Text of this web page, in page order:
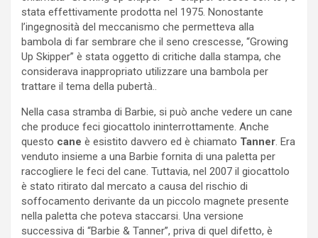
stata effettivamente prodotta nel 1975. Nonostante
l’ingegnosità del meccanismo che permetteva alla
bambola di far sembrare che il seno crescesse, “Growing
Up Skipper” è stata oggetto di critiche dalla stampa, che
considerava inappropriato utilizzare una bambola per
trattare il tema della pubertà..
Nella casa stramba di Barbie, si può anche vedere un cane
che produce feci giocattolo ininterrottamente. Anche
questo cane è esistito davvero ed è chiamato Tanner. Era
venduto insieme a una Barbie fornita di una paletta per
raccogliere le feci del cane. Tuttavia, nel 2007 il giocattolo
è stato ritirato dal mercato a causa del rischio di
soffocamento derivante da un piccolo magnete presente
nella paletta che poteva staccarsi. Una versione
successiva di “Barbie & Tanner”, priva di quel difetto, è